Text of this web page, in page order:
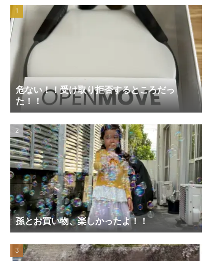
危ない！！受け取り拒否するところだっ
た！！
孫とお買い物、楽しかったよ！！